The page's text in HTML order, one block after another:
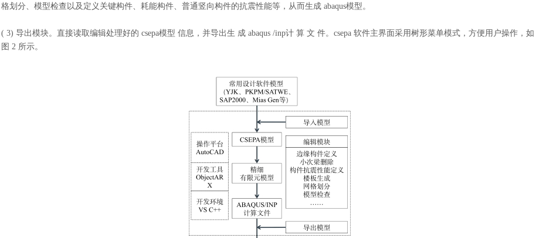
格划分、模型检查以及定义关键构件、耗能构件、普通竖向构件的抗震性能等，从而生成 abaqus模型。
( 3) 导出模块。直接读取编辑处理好的 csepa模型 信息，并导出生 成 abaqus /inp计 算 文 件。csepa 软件主界面采用树形菜单模式，方便用户操作，如
图 2 所示。